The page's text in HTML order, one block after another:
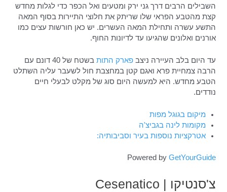
השבילים הרבים דרך גני ירק ומטעים ואל הכפר כדי לגלות מחדש
קצת מהטבע הפראי שלו שריתק את חלוצי התיירות בסוף המאה
התשע עשרה ותחילת המאה העשרים. יש כאן חורשות עצים כמו
אורנים ואלונים שהגיעו עד לדיונות החוף.
עד היום בלב העיירה ניצבפארק התות
בשטח של 40 דונם עם
הרבה צמחיית פרא ואגם קטן במחצבת חול לשעבר עליה השתלט
הטבע מחדש. היא למעשה היום סוג של מקלט לבעלי חיים
נודדים.
מיקום בגוגל מפות
מקומות לינה בגביצ'ה
אטרקציות נוספות בעיר וסביבותיה:
Powered by GetYourGuide
צ'סנטיקו | Cesenatico